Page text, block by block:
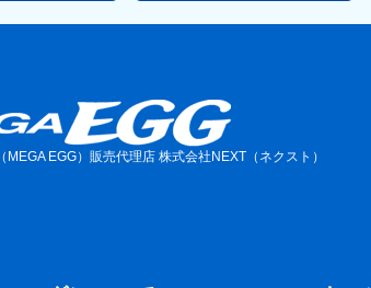
MEGA EGG）販売代理店 株式会社NEXT（ネクスト）